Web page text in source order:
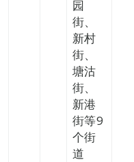
园
街、
新村
街、
塘沽
街、
新港
街等9
个街
道